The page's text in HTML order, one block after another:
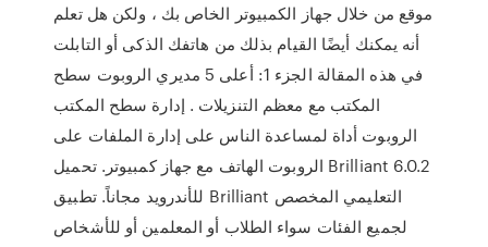
موقع من خلال جهاز الكمبيوتر الخاص بك ، ولكن هل تعلم
أنه يمكنك أيضًا القيام بذلك من هاتفك الذكى أو التابلت
في هذه المقالة الجزء 1: أعلى 5 مديري الروبوت سطح
المكتب مع معظم التنزيلات . إدارة سطح المكتب
الروبوت أداة لمساعدة الناس على إدارة الملفات على
الروبوت الهاتف مع جهاز كمبيوتر. تحميل Brilliant 6.0.2
للأندرويد مجاناً. تطبيق Brilliant التعليمي المخصص
لجميع الفئات سواء الطلاب أو المعلمين أو للأشخاص